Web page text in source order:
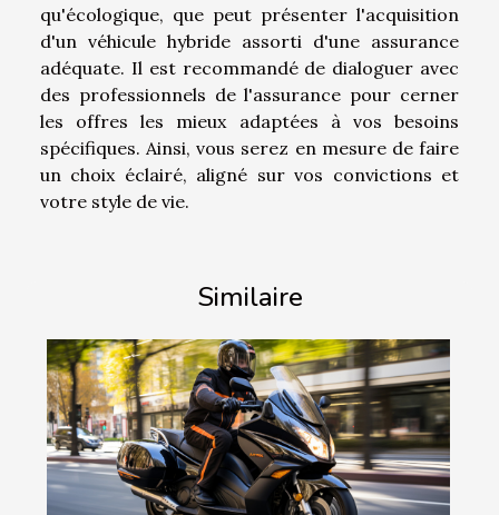
qu'écologique, que peut présenter l'acquisition
d'un véhicule hybride assorti d'une assurance
adéquate. Il est recommandé de dialoguer avec
des professionnels de l'assurance pour cerner
les offres les mieux adaptées à vos besoins
spécifiques. Ainsi, vous serez en mesure de faire
un choix éclairé, aligné sur vos convictions et
votre style de vie.
Similaire